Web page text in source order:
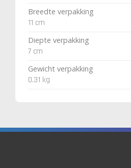
Breedte verpakking
11 cm
Diepte verpakking
7 cm
Gewicht verpakking
0.31 kg